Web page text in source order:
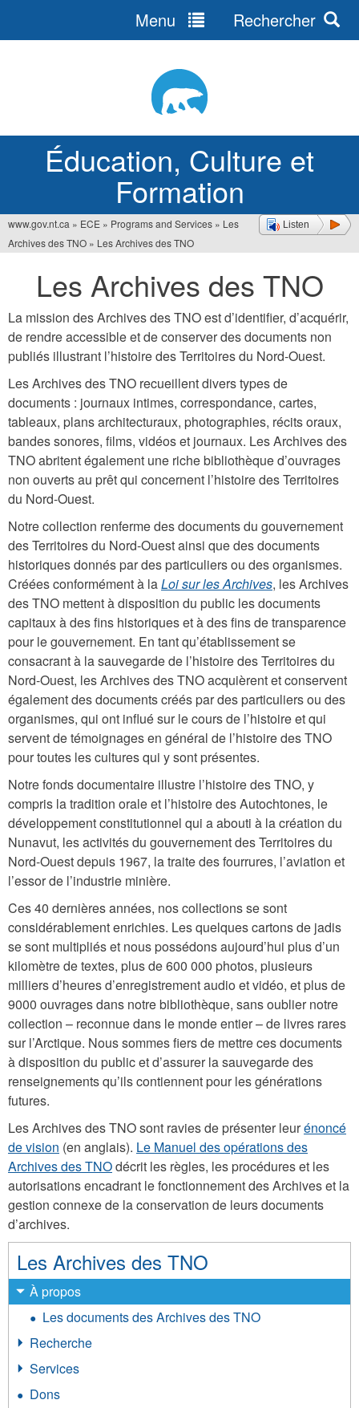
Éducation, Culture et
Formation
Menu Rechercher
Listen
Vous
êtes
www.gov.nt.ca » ECE » Programs and Services » Les
Archives des TNO » Les Archives des TNO
Les Archives des TNO
La mission des Archives des TNO est d’identifier, d’acquérir,
de rendre accessible et de conserver des documents non
publiés illustrant l’histoire des Territoires du Nord-Ouest.
Les Archives des TNO recueillent divers types de
documents : journaux intimes, correspondance, cartes,
tableaux, plans architecturaux, photographies, récits oraux,
bandes sonores, films, vidéos et journaux. Les Archives des
TNO abritent également une riche bibliothèque d’ouvrages
non ouverts au prêt qui concernent l’histoire des Territoires
du Nord-Ouest.
Notre collection renferme des documents du gouvernement
des Territoires du Nord-Ouest ainsi que des documents
historiques donnés par des particuliers ou des organismes.
Créées conformément à laLoi sur les Archives, les Archives
des TNO mettent à disposition du public les documents
capitaux à des fins historiques et à des fins de transparence
pour le gouvernement. En tant qu’établissement se
consacrant à la sauvegarde de l’histoire des Territoires du
Nord-Ouest, les Archives des TNO acquièrent et conservent
également des documents créés par des particuliers ou des
organismes, qui ont influé sur le cours de l’histoire et qui
servent de témoignages en général de l’histoire des TNO
pour toutes les cultures qui y sont présentes.
Notre fonds documentaire illustre l’histoire des TNO, y
compris la tradition orale et l’histoire des Autochtones, le
développement constitutionnel qui a abouti à la création du
Nunavut, les activités du gouvernement des Territoires du
Nord-Ouest depuis 1967, la traite des fourrures, l’aviation et
l’essor de l’industrie minière.
Ces 40 dernières années, nos collections se sont
considérablement enrichies. Les quelques cartons de jadis
se sont multipliés et nous possédons aujourd’hui plus d’un
kilomètre de textes, plus de 600 000 photos, plusieurs
milliers d’heures d’enregistrement audio et vidéo, et plus de
9000 ouvrages dans notre bibliothèque, sans oublier notre
collection – reconnue dans le monde entier – de livres rares
sur l’Arctique. Nous sommes fiers de mettre ces documents
à disposition du public et d’assurer la sauvegarde des
renseignements qu’ils contiennent pour les générations
futures.
Les Archives des TNO sont ravies de présenter leurénoncé
de vision (en anglais). Le Manuel des opérations des
Archives des TNOdécrit les règles, les procédures et les
autorisations encadrant le fonctionnement des Archives et la
gestion connexe de la conservation de leurs documents
d’archives.
Les Archives des TNO
À propos
Les documents des Archives des TNO
Recherche
Services
Dons